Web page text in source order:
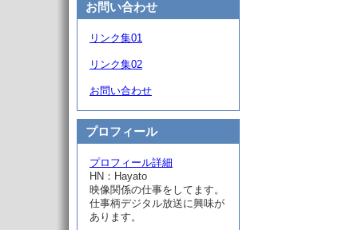
お問い合わせ
リンク集01
リンク集02
お問い合わせ
プロフィール
プロフィール詳細
HN：Hayato
映像関係の仕事をしてます。
仕事柄デジタル放送に興味が
あります。